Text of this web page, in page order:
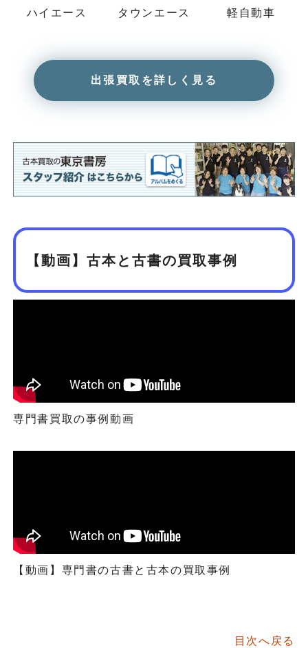
ハイエース タウンエース 軽自動車
出張買取を詳しく見る
【動画】古本と古書の買取事例
専門書買取の事例動画
【動画】専門書の古書と古本の買取事例
目次へ戻る